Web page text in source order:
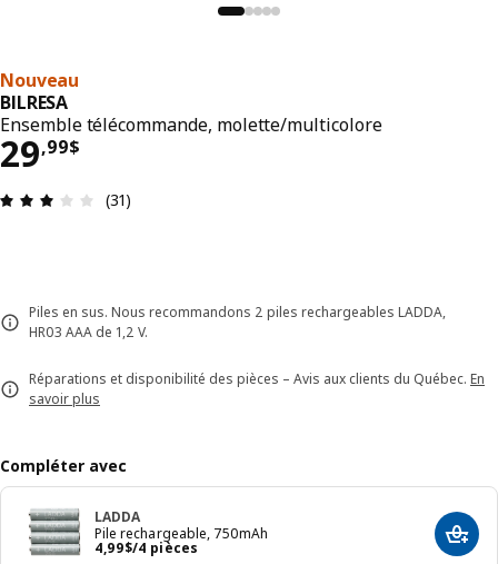
Nouveau
BILRESA
Ensemble télécommande, molette/multicolore
29,99$
Prix 29,99$
Avis: 2.9 sur 5 étoiles. Nombre total d'avis: 31
(31)
Piles en sus. Nous recommandons 2 piles rechargeables LADDA,
HR03 AAA de 1,2 V.
Réparations et disponibilité des pièces – Avis aux clients du Québec. En
savoir plus
Compléter avec
LADDA
Pile rechargeable, 750mAh
4,99$/4 pièces
Prix 4,99$/4 pièces